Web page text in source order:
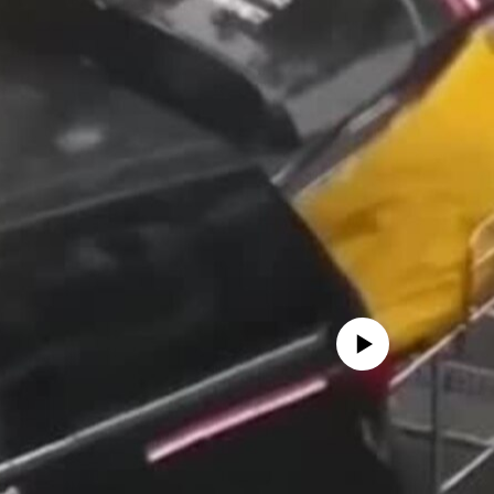
No media source currently